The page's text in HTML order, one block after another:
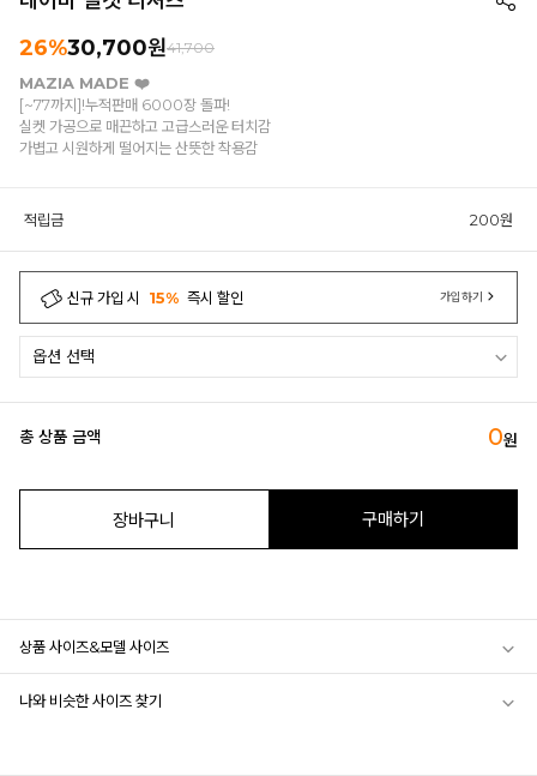
26%30,700원41,700
MAZIA MADE ❤️
[~77까지]!누적판매 6000장 돌파!
실켓 가공으로 매끈하고 고급스러운 터치감
가볍고 시원하게 떨어지는 산뜻한 착용감
적립금 200원
신규 가입 시 15% 즉시 할인 가입하기
총 상품 금액 0원
장바구니 구매하기
상품 사이즈&모델 사이즈
나와 비슷한 사이즈 찾기